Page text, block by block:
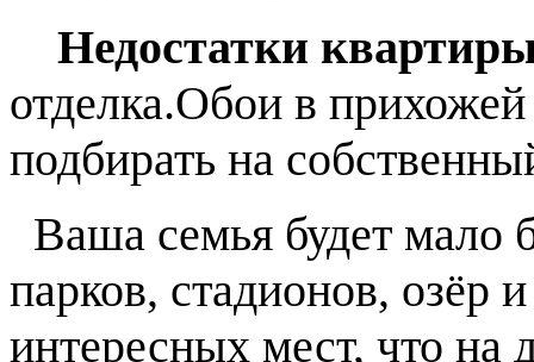
Недостатки
отделка.Обои в прихожей
подбирать на
Ваша семья будет мало
парков, стадионов, озёр
интересных мест, что